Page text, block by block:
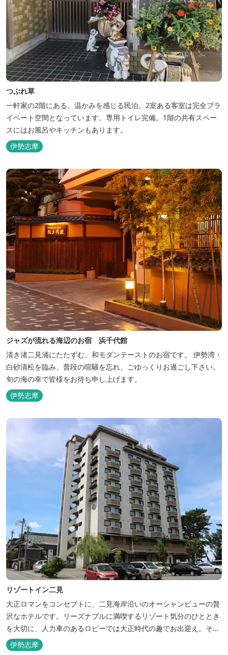
つぶれ草
一軒家の2階にある、温かみを感じる民泊。2室ある客室は完全プラ
イベート空間となっています。専用トイレ完備。1階の共有スペー
スにはお風呂やキッチンもあります。
伊勢志摩
ジャズが流れる海辺のお宿 浜千代館
清き渚二見浦にたたずむ、和モダンテーストのお宿です。 伊勢湾・
白砂清松を臨み、普段の喧騒を忘れ、ごゆっくりお過ごし下さい。
旬の海の幸で皆様をお待ち申し上げます。
伊勢志摩
リゾートイン二見
大正ロマンをコンセプトに、二見海岸沿いのオーシャンビューの贅
沢なホテルです。リーズナブルに満喫するリゾート気分のひととき
を大切に、人力車のあるロビーでは大正時代の趣でお出迎え。そし
て、抜群の眺めが自慢の露天風呂｢七福の湯｣は、趣向を凝らした七
つのお風呂のうち、五つをご宿泊者様無料の貸切風呂としてご利用
伊勢志摩